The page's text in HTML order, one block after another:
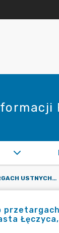
OGŁOSZENIE O PRZETARGACH USTNYCH NIEOGRANICZONYCH NA SPRZEDAŻ NIERUCHOMOŚCI STANOWIĄCYCH WŁASNOŚĆ MIASTA ŁĘCZYCA, ZAPLANOWANYCH NA DZIEŃ 26.10.2023 R.